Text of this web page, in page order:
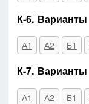
К-6. Варианты
А1 А2 Б1
К-7. Варианты
А1 А2 Б1